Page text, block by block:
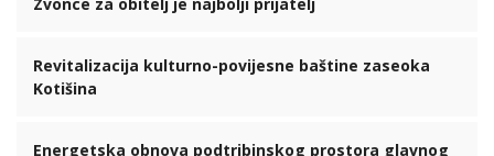
Revitalizacija kulturno-povijesne baštine zaseoka
Kotišina
Energetska obnova podtribinskog prostora glavnog